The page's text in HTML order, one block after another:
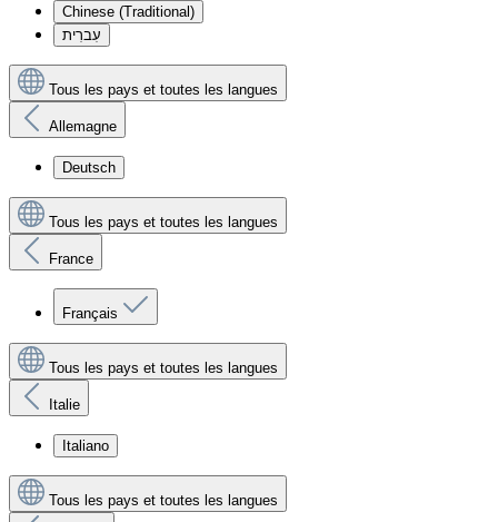
Chinese (Traditional)
עִברִית
Tous les pays et toutes les langues
Allemagne
Deutsch
Tous les pays et toutes les langues
France
Français
Tous les pays et toutes les langues
Italie
Italiano
Tous les pays et toutes les langues